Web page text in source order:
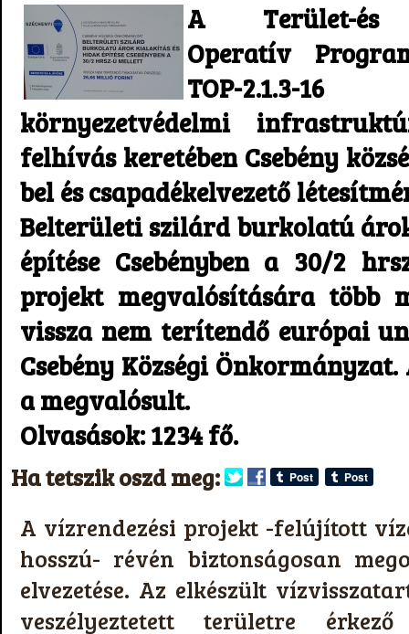
A Terület-és
Operatív
TOP-2.1.3-
környezetvédelmi
felhívás keretében Csebény
bel és csapadékelvezető
Belterületi szilárd burkolatú
építése Csebényben a 30/2
projekt megvalósítására
vissza nem terítendő európai
Csebény Községi Önkormányzat.
a megvalósult.
Olvasások: 1234 fő.
Ha tetszik oszd meg:
A vízrendezési projekt -felújított
hosszú- révén biztonságosan
elvezetése. Az elkészült
veszélyeztetett területre